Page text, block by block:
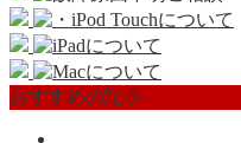
おすすめの記事